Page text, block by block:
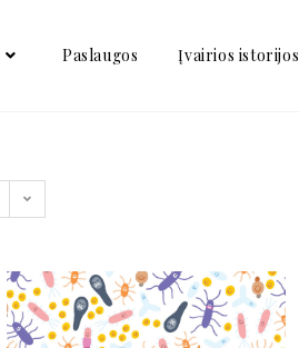
Paslaugos Įvairios istorijos